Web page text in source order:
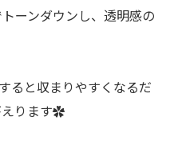
ーンダウンし、透明感の
ると収まりやすくなるだ
えります✿